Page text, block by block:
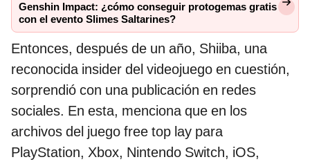
Genshin Impact: ¿cómo conseguir protogemas gratis
con el evento Slimes Saltarines?
Entonces, después de un año, Shiiba, una
reconocida insider del videojuego en cuestión,
sorprendió con una publicación en redes
sociales. En esta, menciona que en los
archivos del juego free top lay para
PlayStation, Xbox, Nintendo Switch, iOS,